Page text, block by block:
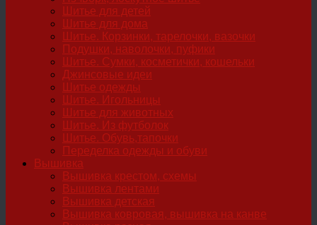
Шитье для детей
Шитье для дома
Шитье. Корзинки, тарелочки, вазочки
Подушки, наволочки, пуфики
Шитье. Сумки, косметички, кошельки
Джинсовые идеи
Шитье одежды
Шитье. Игольницы
Шитье для животных
Шитье. Из футболок
Шитье. Обувь,тапочки
Переделка одежды и обуви
Вышивка
Вышивка крестом, схемы
Вышивка лентами
Вышивка детская
Вышивка ковровая, вышивка на канве